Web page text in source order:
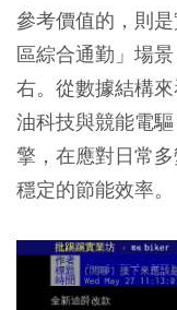
參考價值的，則
區綜合通勤」場
右。從數據結構
油科技與競能電
擎，在應對日常
穩定的節能效率。